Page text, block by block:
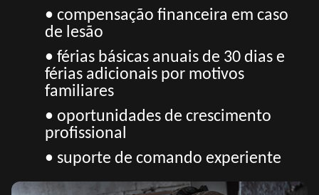
• compensação financeira em caso
de lesão
• férias básicas anuais de 30 dias e
férias adicionais por motivos
familiares
• oportunidades de crescimento
profissional
• suporte de comando experiente